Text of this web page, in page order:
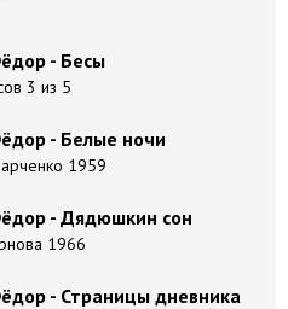
- Бесы
3 из 5
- Белые ночи
1959
- Дядюшкин сон
1966
- Страницы дневника